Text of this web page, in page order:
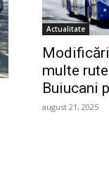
Actualitate
multe
Buiucani
august 21, 2025